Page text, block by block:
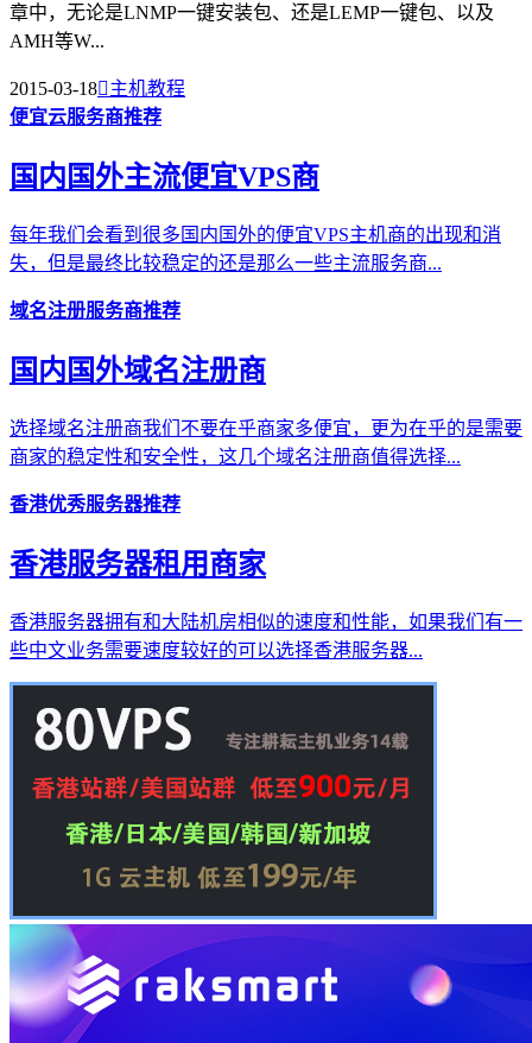
章中，无论是LNMP一键安装包、还是LEMP一键包、以及
AMH等W...
2015-03-18主机教程
便宜云服务商推荐
国内国外主流便宜VPS商
每年我们会看到很多国内国外的便宜VPS主机商的出现和消
失，但是最终比较稳定的还是那么一些主流服务商...
域名注册服务商推荐
国内国外域名注册商
选择域名注册商我们不要在乎商家多便宜，更为在乎的是需要
商家的稳定性和安全性，这几个域名注册商值得选择...
香港优秀服务器推荐
香港服务器租用商家
香港服务器拥有和大陆机房相似的速度和性能，如果我们有一
些中文业务需要速度较好的可以选择香港服务器...